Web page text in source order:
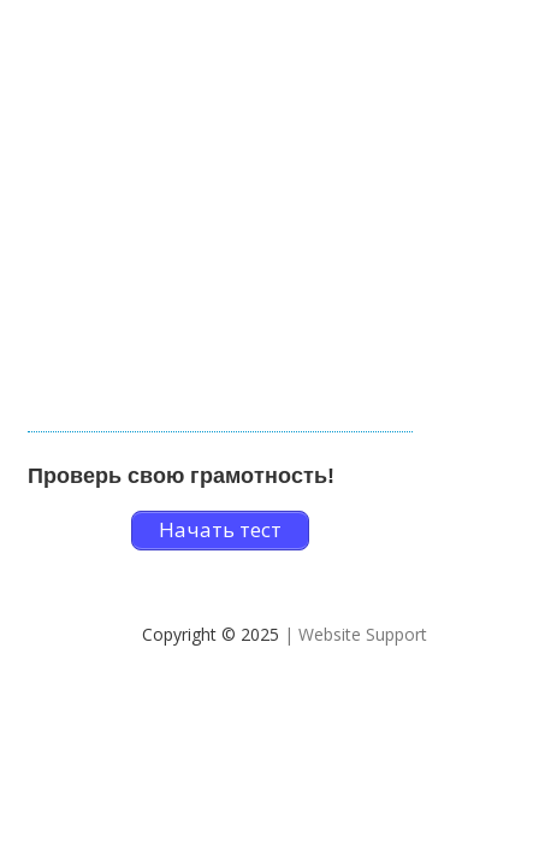
Проверь свою грамотность!
Начать тест
Copyright © 2025 | Website Support